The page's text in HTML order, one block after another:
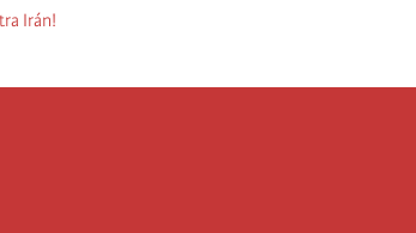
Irán!